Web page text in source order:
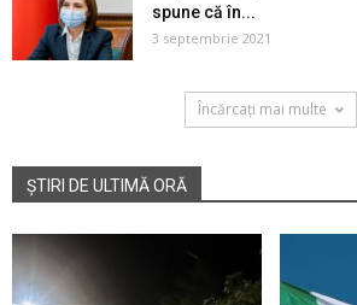
spune că în...
3 septembrie 2021
Încărcați mai multe
ȘTIRI DE ULTIMĂ ORĂ